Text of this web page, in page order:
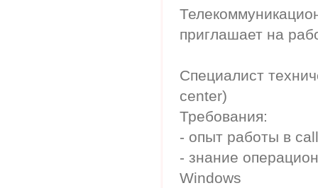
приглашает на
Специалист
center)
Требования:
- опыт работы в
- знание
Windows